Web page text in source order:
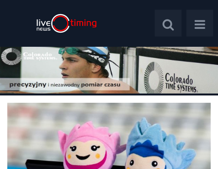
Polska
Świat
Wywiady